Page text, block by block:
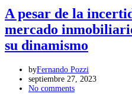
A pesar de la
mercado
su dinamismo
byFernando Pozzi
septiembre 27, 2023
No comments